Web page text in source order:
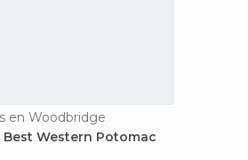
en Woodbridge
Best Western Potomac